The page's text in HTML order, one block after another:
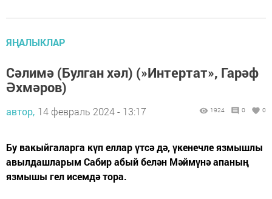
ЯҢАЛЫКЛАР
Сәлимә (Булган хәл) (»Интертат», Гарәф
Әхмәров)
автор, 14 февраль 2024 - 13:17 1924 0 0
Бу вакыйгаларга күп еллар үтсә дә, үкенечле язмышлы
авылдашларым Сабир абый белән Мәймүнә апаның
язмышы гел исемдә тора.